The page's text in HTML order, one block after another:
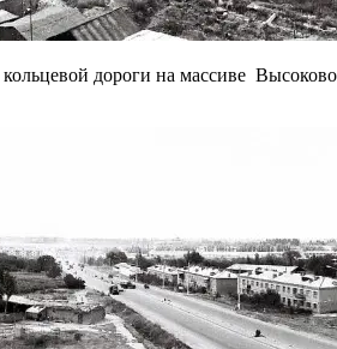
дороги на массиве